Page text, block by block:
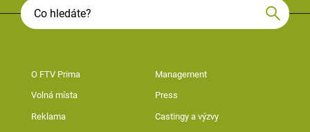
O FTV Prima Management
Volná místa Press
Reklama Castingy a výzvy